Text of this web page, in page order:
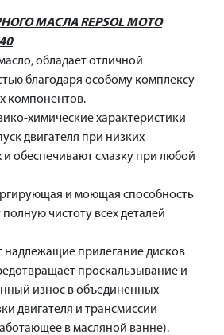
МАСЛА REPSOL MOTO
обладает отличной
благодаря особому комплексу
компонентов.
химические характеристики
двигателя при низких
и обеспечивают смазку при любой
и моющая способность
чистоту всех деталей
надлежащие прилегание дисков
проскальзывание и
износ в объединенных
двигателя и трансмиссии
в масляной ванне).